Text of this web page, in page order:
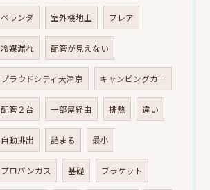
ベランダ 室外機地上 フレア
冷媒漏れ 配管が見えない
プラウドシティ大津京 キャンピングカー
配管２台 一部屋経由 排熱 違い
自動排出 詰まる 最小
プロパンガス 基礎 ブラケット